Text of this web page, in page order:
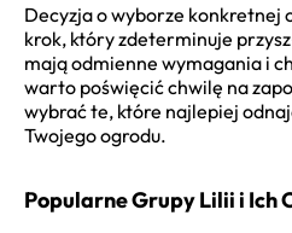
Decyzja o wyborze konkretnej
krok, który zdeterminuje
mają odmienne wymagania i
warto poświęcić chwilę na
wybrać te, które najlepiej
Twojego ogrodu.
Popularne Grupy Lilii i Ich